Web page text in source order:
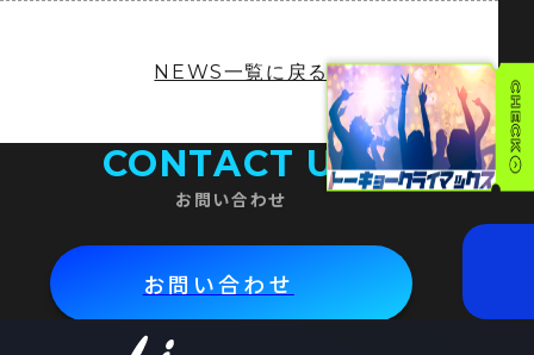
NEWS一覧に戻る
CONTACT US
お問い合わせ
お問い合わせ